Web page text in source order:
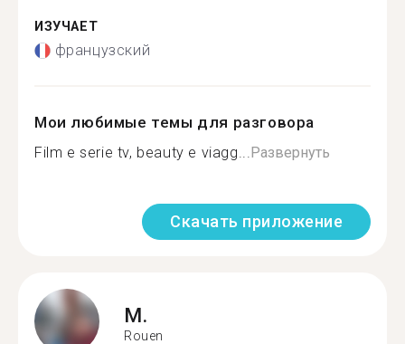
ИЗУЧАЕТ
французский
Мои любимые темы для разговора
Film e serie tv, beauty e viagg...Развернуть
Скачать приложение
M.
Rouen